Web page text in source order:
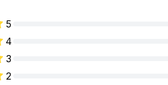
5
4
3
2